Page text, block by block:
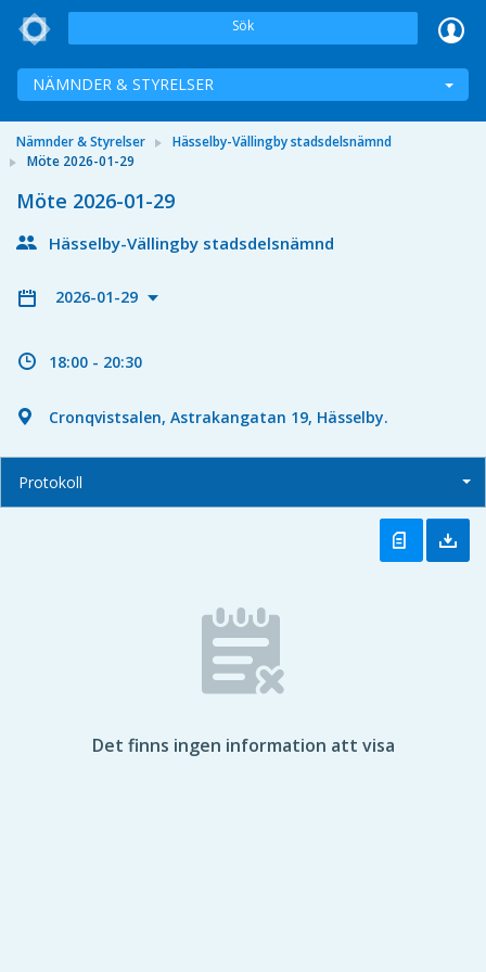
Sök
NÄMNDER & STYRELSER
Nämnder & Styrelser
Hässelby-Vällingby stadsdelsnämnd
Möte 2026-01-29
Möte 2026-01-29
Hässelby-Vällingby stadsdelsnämnd
2026-01-29
18:00 - 20:30
Cronqvistsalen, Astrakangatan 19, Hässelby.
Protokoll
Det finns ingen information att visa